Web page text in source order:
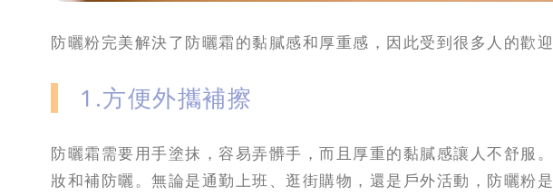
防曬粉完美解決了防曬霜的黏膩感和厚重感，因此受到很多人的歡
1.方便外攜補擦
防曬霜需要用手塗抹，容易弄髒手，而且厚重的黏膩感讓人不舒
妝和補防曬。無論是通勤上班、逛街購物，還是戶外活動，防曬